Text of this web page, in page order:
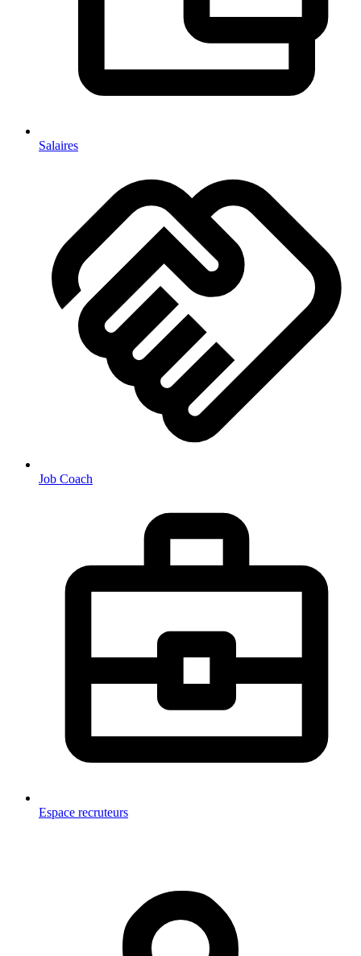
Salaires
Job Coach
Espace recruteurs